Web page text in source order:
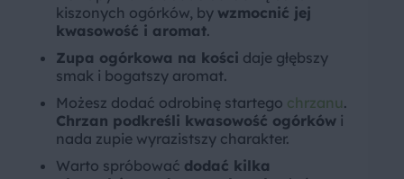
kiszonych ogórków, by wzmocnić jej
kwasowość i aromat.
Zupa ogórkowa na kości daje głębszy
smak i bogatszy aromat.
Możesz dodać odrobinę startego chrzanu.
Chrzan podkreśli kwasowość ogórków i
nada zupie wyrazistszy charakter.
Warto spróbować dodać kilka